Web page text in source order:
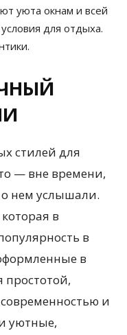
уюта окнам и всей
для отдыха.
стилей для
— вне времени,
нем услышали.
в
в
в
простотой,
и
уютные,